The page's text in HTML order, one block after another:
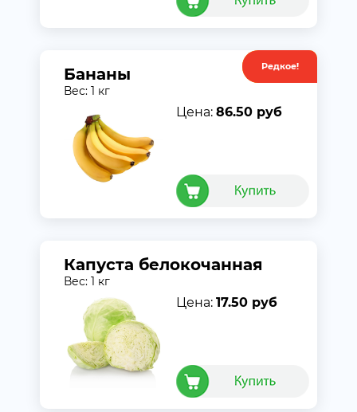
Акция
Редкое!
Бананы
Вес: 1 кг
Цена: 86.50 руб
Капуста белокочанная
Вес: 1 кг
Цена: 17.50 руб